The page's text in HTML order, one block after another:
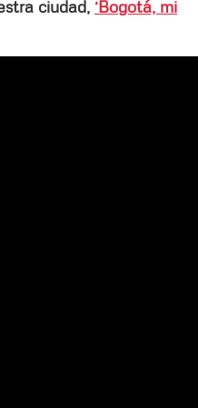
ciudad, ‘Bogotá, mi